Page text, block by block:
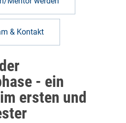
& Kontakt
- ein
ersten und